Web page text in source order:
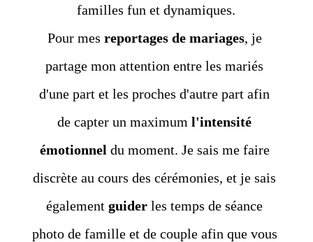
familles fun et dynamiques.
Pour mes reportages de mariages, je
partage mon attention entre les mariés
d'une part et les proches d'autre part afin
de capter un maximum l'intensité
émotionnel du moment. Je sais me faire
discrète au cours des cérémonies, et je sais
également guider les temps de séance
photo de famille et de couple afin que vous